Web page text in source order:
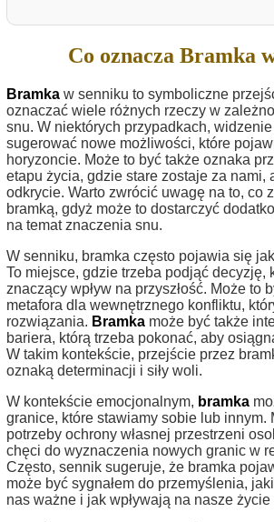
Co oznacza Bramka
Bramka w senniku to symboliczne
oznaczać wiele różnych rzeczy w
snu. W niektórych przypadkach,
sugerować nowe możliwości, które
horyzoncie. Może to być także oznaka
etapu życia, gdzie stare zostaje za nami,
odkrycie. Warto zwrócić uwagę na to, co
bramką, gdyż może to dostarczyć
na temat znaczenia snu.
W senniku, bramka często pojawia się
To miejsce, gdzie trzeba podjąć decyzję,
znaczący wpływ na przyszłość. Może to
metafora dla wewnętrznego konfliktu,
rozwiązania. Bramka może być także
bariera, którą trzeba pokonać, aby
W takim kontekście, przejście przez
oznaką determinacji i siły woli.
W kontekście emocjonalnym, bramka
granice, które stawiamy sobie lub innym.
potrzeby ochrony własnej przestrzeni
chęci do wyznaczenia nowych granic w
Często, sennik sugeruje, że bramka
może być sygnałem do przemyślenia,
nas ważne i jak wpływają na nasze